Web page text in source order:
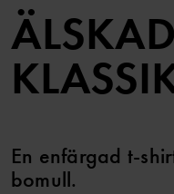
ÄLSKAD
En enfärgad t-
bomull.